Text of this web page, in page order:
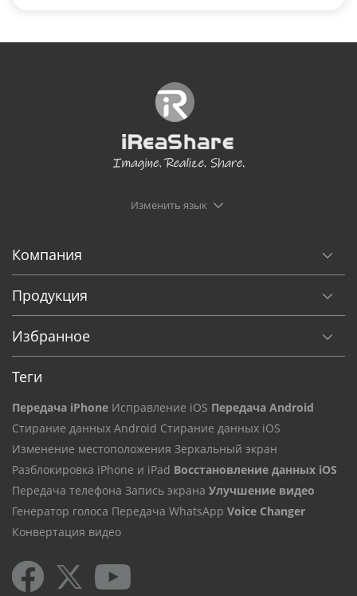
Изменить язык
Компания
Продукция
Избранное
Теги
Передача iPhone Исправление iOS Передача Android
Стирание данных Android Стирание данных iOS
Изменение местоположения Зеркальный экран
Разблокировка iPhone и iPad Восстановление данных iOS
Передача телефона Запись экрана Улучшение видео
Генератор голоса Передача WhatsApp Voice Changer
Конвертация видео